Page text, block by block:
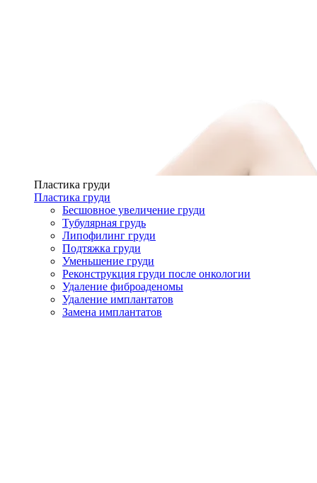
Пластика груди
Пластика груди
Бесшовное увеличение груди
Тубулярная грудь
Липофилинг груди
Подтяжка груди
Уменьшение груди
Реконструкция груди после онкологии
Удаление фиброаденомы
Удаление имплантатов
Замена имплантатов